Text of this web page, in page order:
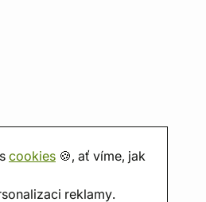
cookies 🍪, ať víme, jak
reklamy.